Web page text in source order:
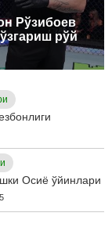
Рўзибоев
рўй
Осиё ўйинлари